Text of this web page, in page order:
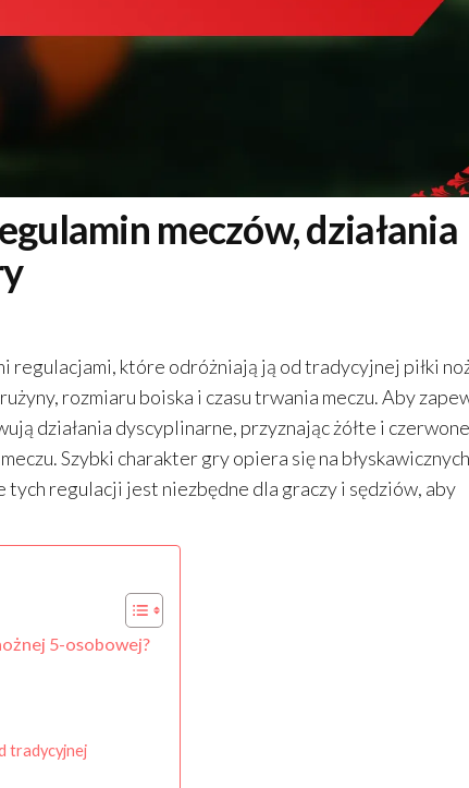
meczów, działania
regulacjami, które odróżniają ją od tradycyjnej piłki
rozmiaru boiska i czasu trwania meczu. Aby
działania dyscyplinarne, przyznając żółte i czerwone
Szybki charakter gry opiera się na błyskawicznych
tych regulacji jest niezbędne dla graczy i sędziów, aby
5-osobowej?
tradycyjnej